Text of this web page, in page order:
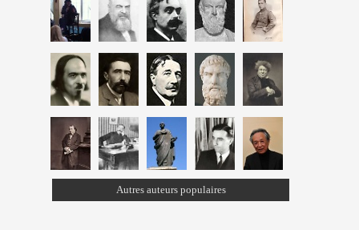
Autres auteurs populaires